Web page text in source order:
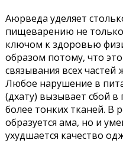
Аюрведа уделяет
пищеварению не только
ключом к здоровью
образом потому, что
связывания всех
Любое нарушение в
(дхату) вызывает сбой
более тонких тканей. В
образуется ама, но и
ухудшается качество